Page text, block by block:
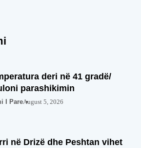
deri në 41 gradë/
parashikimin
I PareAugust 5, 2026
në Drizë dhe Peshtan vihet